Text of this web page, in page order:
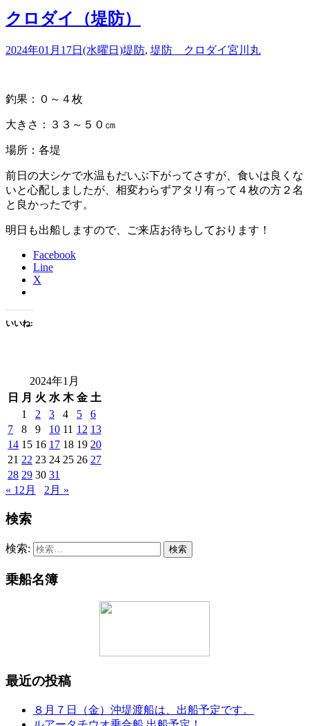
クロダイ（堤防）
2024年01月17日(水曜日)堤防, 堤防 クロダイ宮川丸
釣果：０～４枚
大きさ：３３～５０㎝
場所：各堤
前日の大シケで水温もだいぶ下がってさすが、食いは良くな
いと心配しましたが、相変わらずアタリ有って４枚の方２名
と良かったです。
明日も出船しますので、ご来店お待ちしております！
Facebook
Line
X
いいね:
2024年1月
日
月 火 水 木 金 土
1
2 3 4 5
6
7
8 9 10 11 12 13
14 15 16 17 18 19 20
21 22 23 24 25 26 27
28 29 30 31
« 12月
2月 »
検索
検索:
乗船名簿
最近の投稿
８月７日（金）沖堤渡船は、出船予定です。